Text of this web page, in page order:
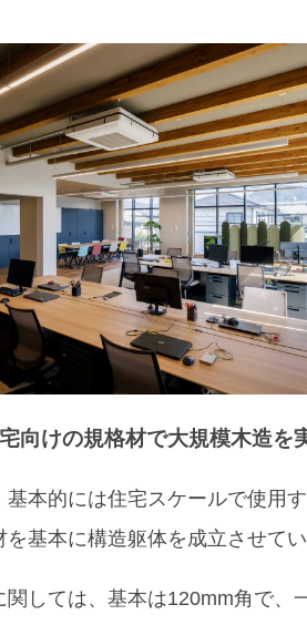
向けの規格材で大規模木造を
基本的には住宅スケールで使用
を基本に構造躯体を成立させて
関しては、基本は120mm角で、